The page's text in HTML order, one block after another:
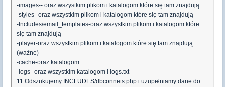
-images-- oraz wszystkim plikom i katalogom które się tam znajdują
-styles--oraz wszystkim plikom i katalogom które się tam znajdują
-Includes/email_templates-oraz wszystkim plikom i katalogom które
się tam znajdują
-player-oraz wszystkim plikom i katalogom które się tam znajdują
(ważne)
-cache-oraz katalogom
-logs--oraz wszystkim katalogom i logs.txt
11.Odszukujemy INCLUDES/dbconnets.php i uzupełniamy dane do